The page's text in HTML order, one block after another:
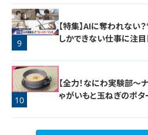
9
【特集】AIに奪われない
しかできない仕事に注目
10
【全力！なにわ実験部～
ゃがいもと玉ねぎのポタ